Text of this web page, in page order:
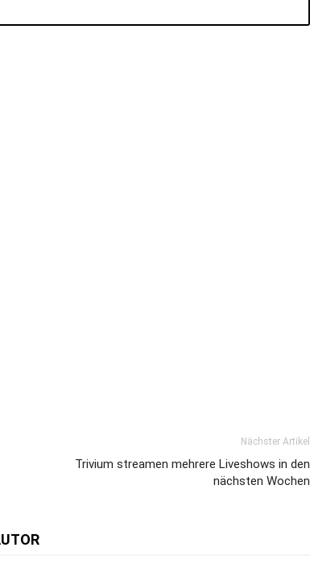
Nächster Artikel
Trivium streamen mehrere Liveshows in den
nächsten Wochen